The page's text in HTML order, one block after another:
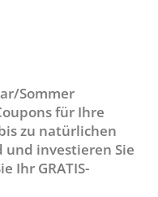
Sommer
für Ihre
zu natürlichen
und investieren Sie
Ihr GRATIS-